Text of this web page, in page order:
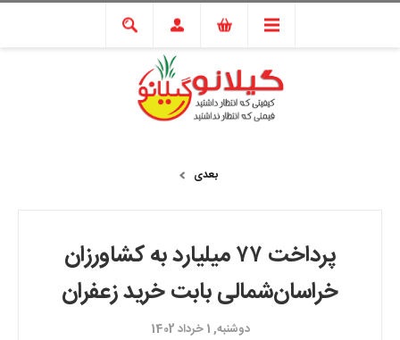
بعدی
پرداخت ۷۷ میلیارد به کشاورزان
خراسان‌شمالی بابت خرید زعفران
دوشنبه, 1 خرداد 1402